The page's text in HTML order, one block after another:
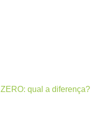
qual a diferença?